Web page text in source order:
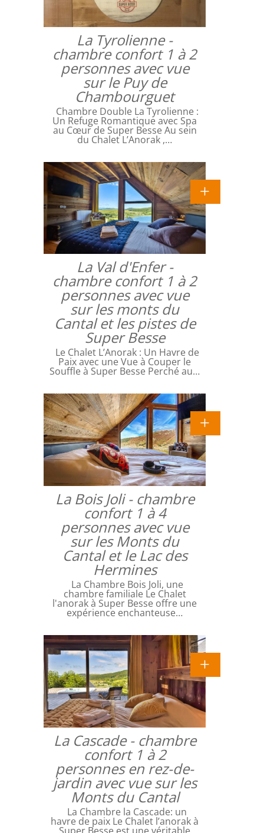
La Tyrolienne -
chambre confort 1 à 2
personnes avec vue
sur le Puy de
Chambourguet
Chambre Double La Tyrolienne :
Un Refuge Romantique avec Spa
au Cœur de Super Besse Au sein
du Chalet L’Anorak ,…
La Val d'Enfer -
chambre confort 1 à 2
personnes avec vue
sur les monts du
Cantal et les pistes de
Super Besse
Le Chalet L’Anorak : Un Havre de
Paix avec une Vue à Couper le
Souffle à Super Besse Perché au…
La Bois Joli - chambre
confort 1 à 4
personnes avec vue
sur les Monts du
Cantal et le Lac des
Hermines
La Chambre Bois Joli, une
chambre familiale Le Chalet
l'anorak à Super Besse offre une
expérience enchanteuse…
La Cascade - chambre
confort 1 à 2
personnes en rez-de-
jardin avec vue sur les
Monts du Cantal
La Chambre la Cascade: un
havre de paix Le Chalet l’anorak à